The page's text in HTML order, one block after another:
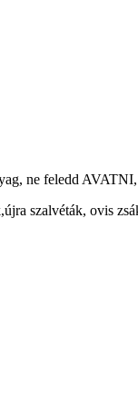
ne feledd
szalvéták, ovis